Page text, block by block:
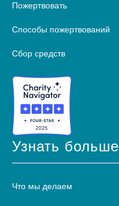
Пожертвовать
Способы пожертвований
Сбор средств
Узнать больше
Что мы делаем